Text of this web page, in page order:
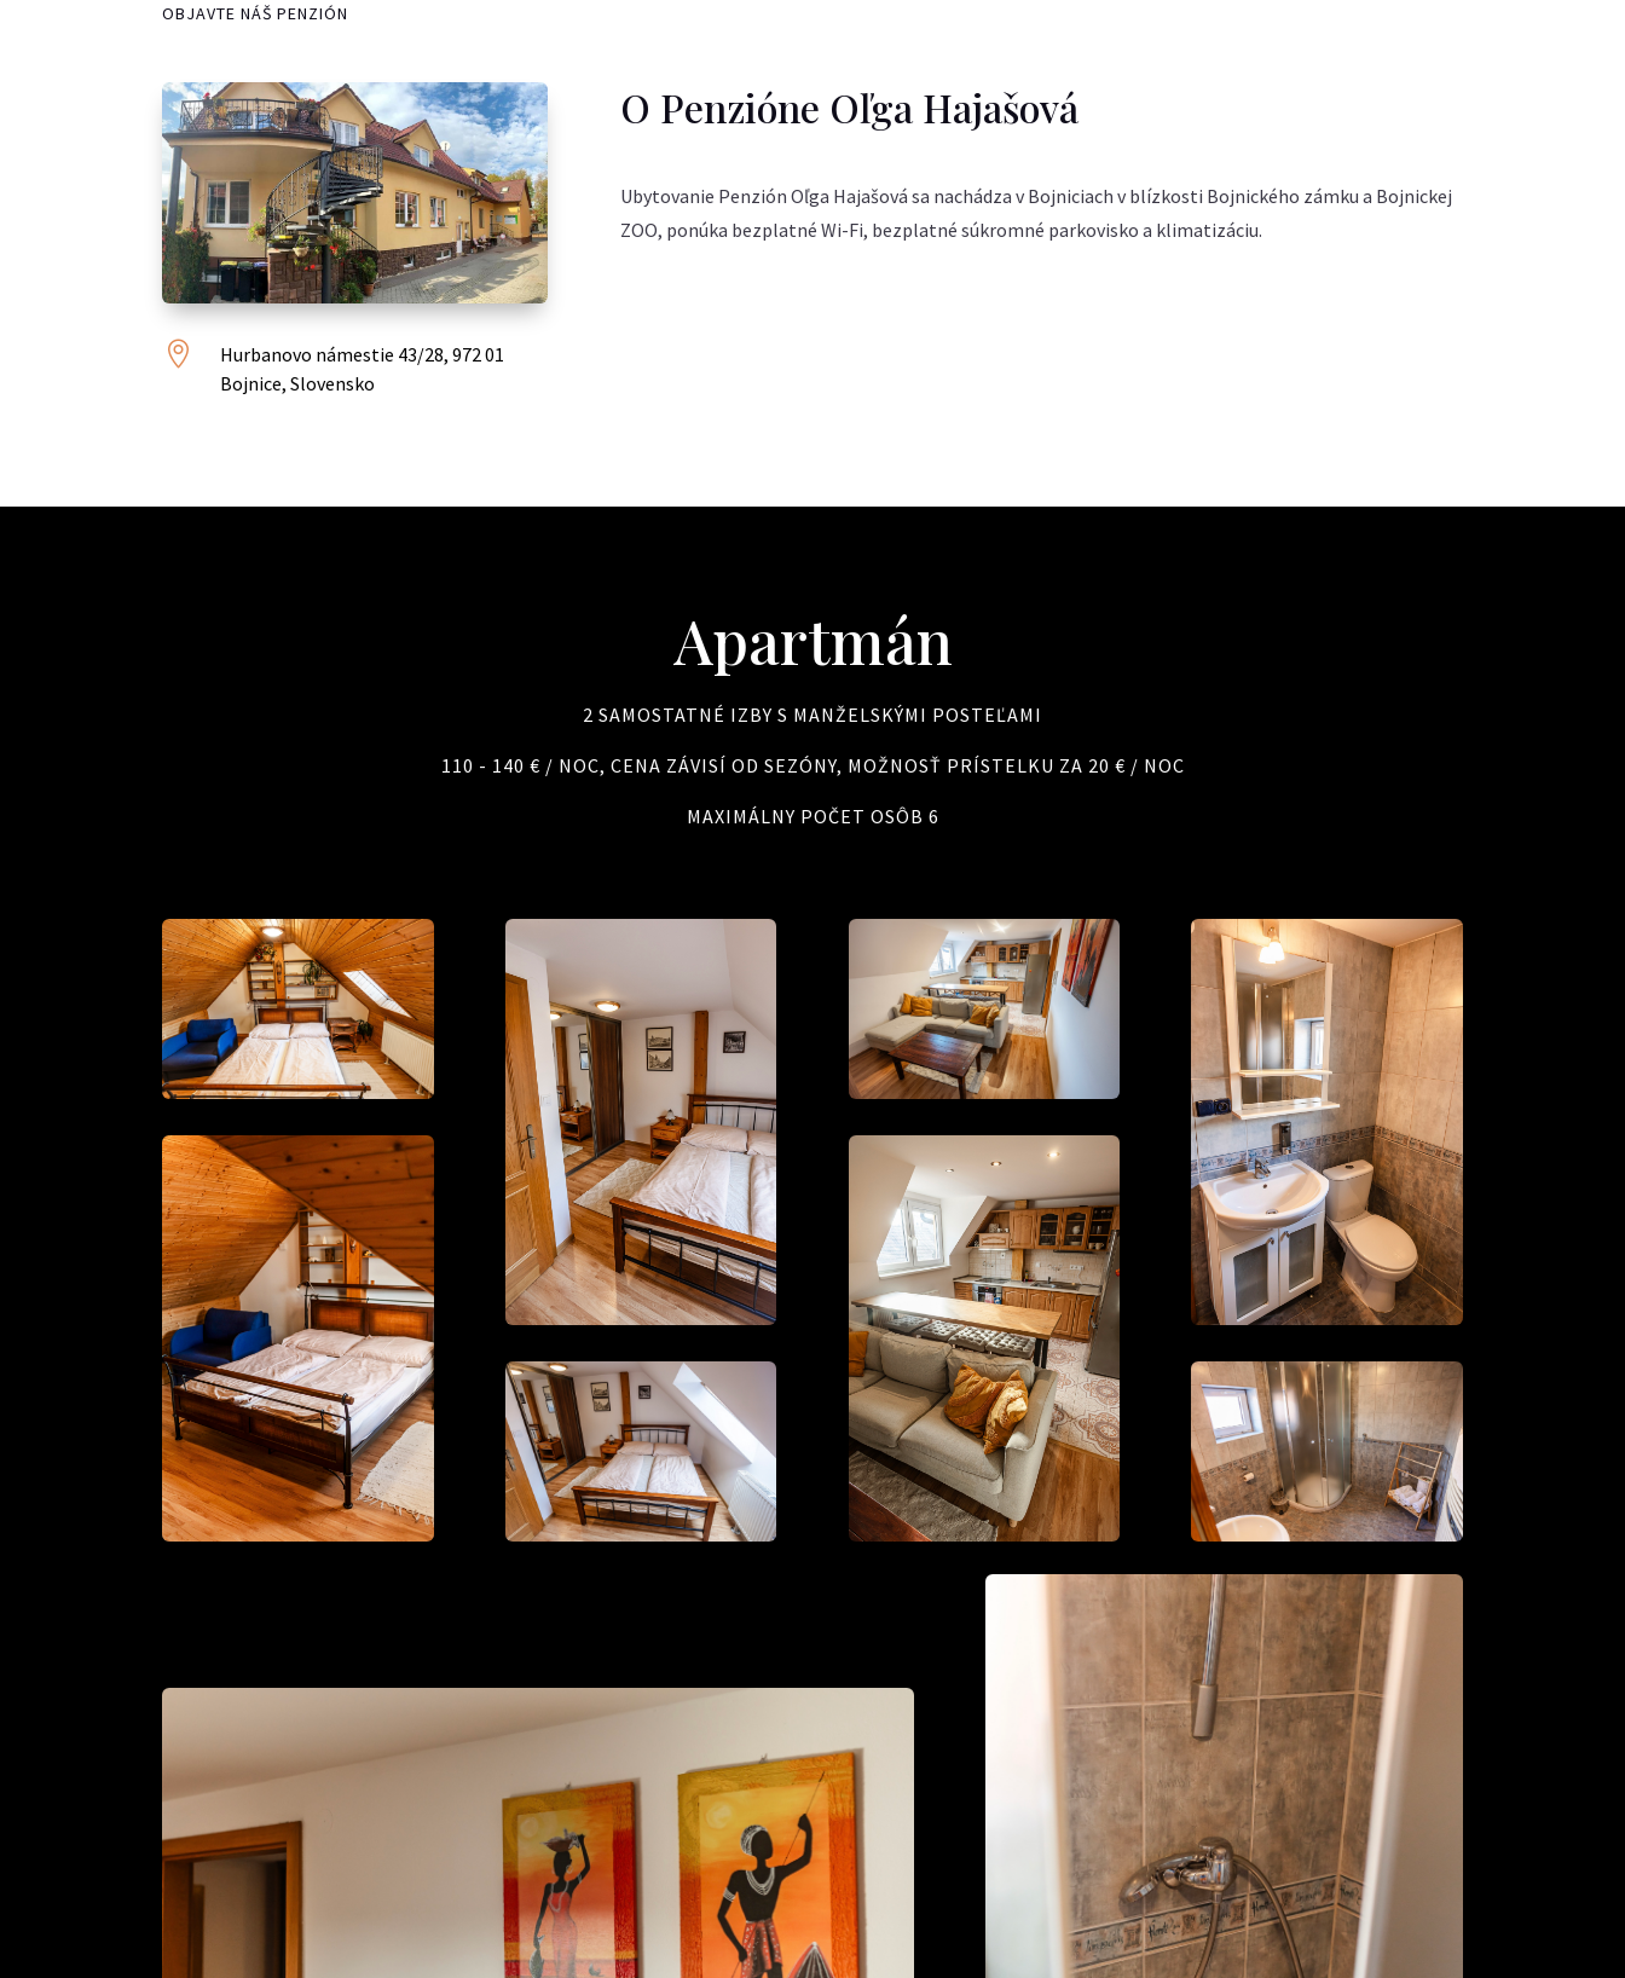
OBJAVTE NÁŠ PENZIÓN

Hurbanovo námestie 43/28, 972 01
Bojnice, Slovensko
O Penzióne Oľga Hajašová
Ubytovanie Penzión Oľga Hajašová sa nachádza v Bojniciach v blízkosti Bojnického zámku a Bojnickej
ZOO, ponúka bezplatné Wi-Fi, bezplatné súkromné parkovisko a klimatizáciu.
Apartmán
2 SAMOSTATNÉ IZBY S MANŽELSKÝMI POSTEĽAMI
110 - 140 € / NOC, CENA ZÁVISÍ OD SEZÓNY, MOŽNOSŤ PRÍSTELKU ZA 20 € / NOC
MAXIMÁLNY POČET OSÔB 6